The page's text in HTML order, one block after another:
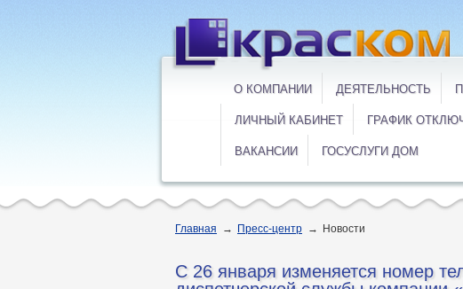
О КОМПАНИИ ДЕЯТЕЛЬНОСТЬ
ЛИЧНЫЙ КАБИНЕТ ГРАФИК
ВАКАНСИИ ГОСУСЛУГИ ДОМ
Главная → Пресс-центр → Новости
С 26 января изменяется номер